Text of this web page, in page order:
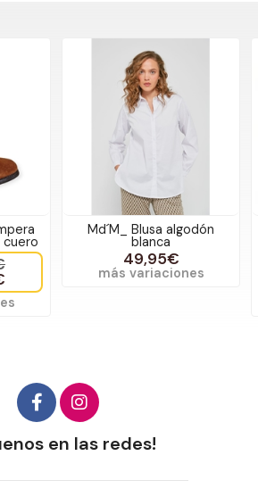
cuero
Md´M_ Blusa algodón
blanca
49,95€
más variaciones
en las redes!